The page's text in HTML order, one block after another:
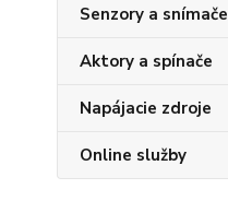
Senzory a snímače
Aktory a spínače
Napájacie zdroje
Online služby